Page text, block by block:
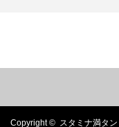
Copyright © スタミナ満タン